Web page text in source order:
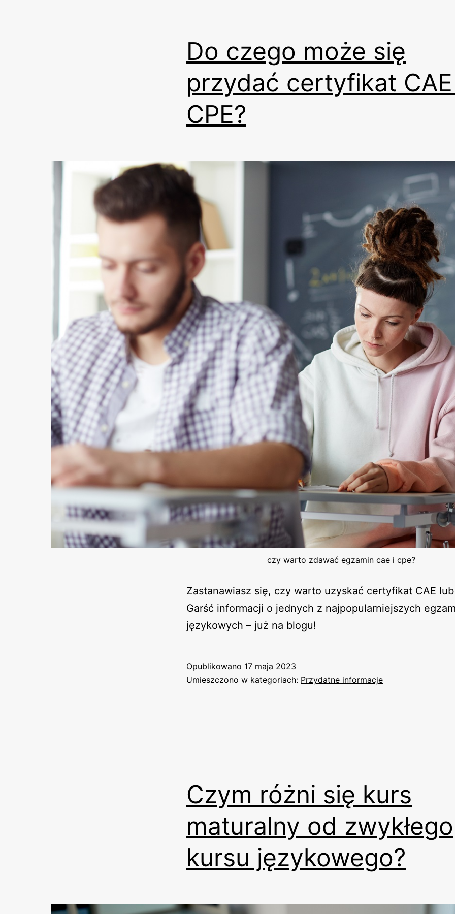
Do czego może się
przydać certyfikat
CPE?
czy warto zdawać egzamin cae i cpe?
Zastanawiasz się, czy warto uzyskać certyfikat CAE lub
Garść informacji o jednych z najpopularniejszych
językowych – już na blogu!
Opublikowano 17 maja 2023
Umieszczono w kategoriach: Przydatne informacje
Czym różni się kurs
maturalny od zwykłego
kursu językowego?